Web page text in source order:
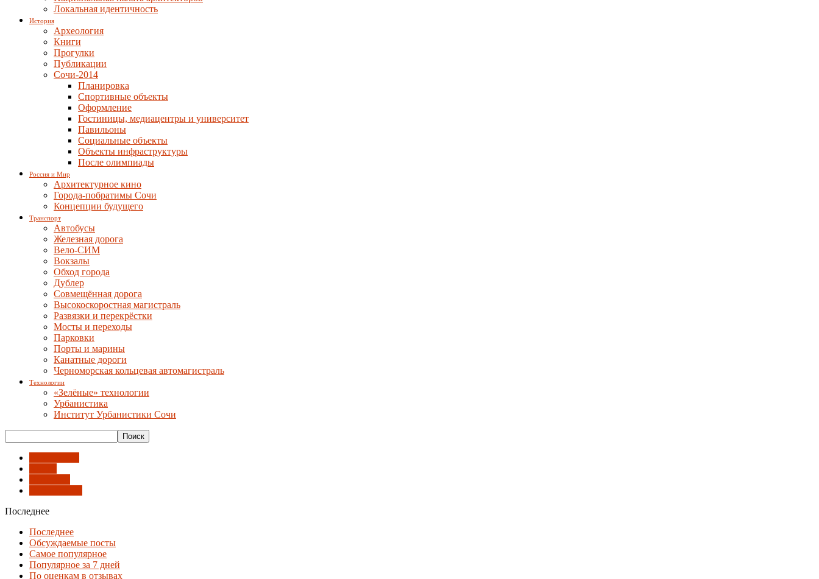
Локальная идентичность
История
Археология
Книги
Прогулки
Публикации
Сочи-2014
Планировка
Спортивные объекты
Оформление
Гостиницы, медиацентры и университет
Павильоны
Социальные объекты
Объекты инфраструктуры
После олимпиады
Россия и Мир
Архитектурное кино
Города-побратимы Сочи
Концепции будущего
Транспорт
Автобусы
Железная дорога
Вело-СИМ
Вокзалы
Обход города
Дублер
Совмещённая дорога
Высокоскоростная магистраль
Развязки и перекрёстки
Мосты и переходы
Парковки
Порты и марины
Канатные дороги
Черноморская кольцевая автомагистраль
Технологии
«Зелёные» технологии
Урбанистика
Институт Урбанистики Сочи
Последнее
Последнее
Обсуждаемые посты
Самое популярное
Популярное за 7 дней
По оценкам в отзывах